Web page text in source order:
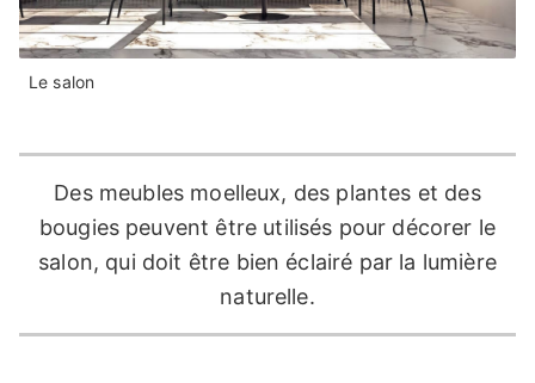
Le salon
Des meubles moelleux, des plantes et des
bougies peuvent être utilisés pour décorer le
salon, qui doit être bien éclairé par la lumière
naturelle.